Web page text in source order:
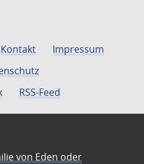
Kontakt
Impressum
RSS-Feed
von Eden oder